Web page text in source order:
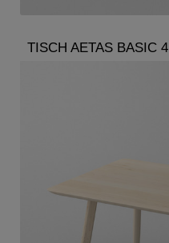
TISCH AETAS BASIC 4